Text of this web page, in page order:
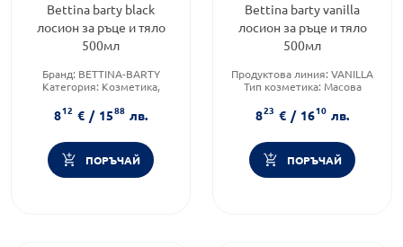
Bettina barty black
лосион за ръце и тяло
500мл
Бранд: BETTINA-BARTY
Категория: Козметика,
Функционалност:
Хидратация
812 € / 1588 лв.
ПОРЪЧАЙ
Bettina barty vanilla
лосион за ръце и тяло
500мл
Продуктова линия: VANILLA
Тип козметика: Масова
Форма на продукта:лосион
823 € / 1610 лв.
ПОРЪЧАЙ